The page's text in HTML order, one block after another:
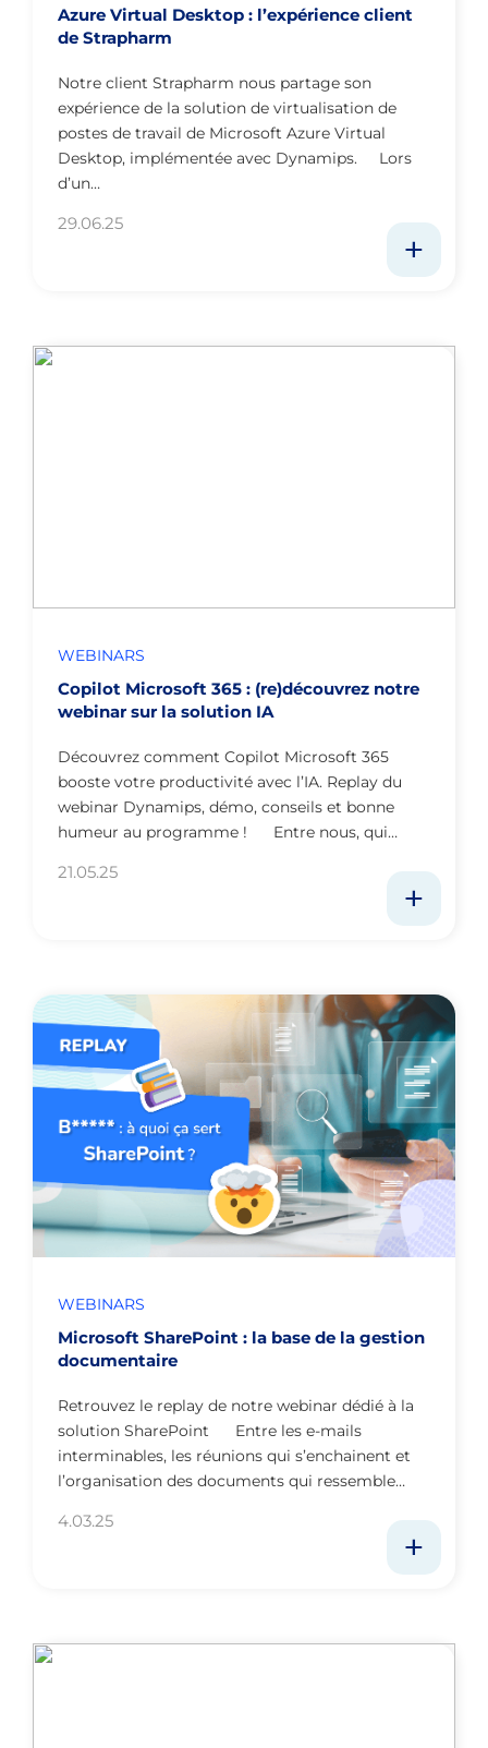
Azure Virtual Desktop : l’expérience client
de Strapharm
Notre client Strapharm nous partage son
expérience de la solution de virtualisation de
postes de travail de Microsoft Azure Virtual
Desktop, implémentée avec Dynamips. Lors
d’un…
29.06.25
WEBINARS
Copilot Microsoft 365 : (re)découvrez notre
webinar sur la solution IA
Découvrez comment Copilot Microsoft 365
booste votre productivité avec l’IA. Replay du
webinar Dynamips, démo, conseils et bonne
humeur au programme ! Entre nous, qui…
21.05.25
WEBINARS
Microsoft SharePoint : la base de la gestion
documentaire
Retrouvez le replay de notre webinar dédié à la
solution SharePoint Entre les e-mails
interminables, les réunions qui s’enchainent et
l’organisation des documents qui ressemble…
4.03.25